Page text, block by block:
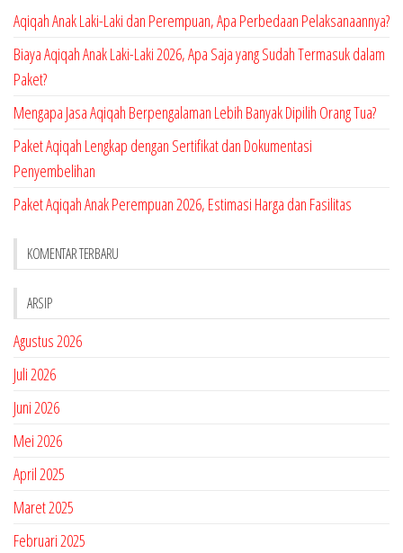
Aqiqah Anak Laki-Laki dan Perempuan, Apa Perbedaan Pelaksanaannya?
Biaya Aqiqah Anak Laki-Laki 2026, Apa Saja yang Sudah Termasuk dalam
Paket?
Mengapa Jasa Aqiqah Berpengalaman Lebih Banyak Dipilih Orang Tua?
Paket Aqiqah Lengkap dengan Sertifikat dan Dokumentasi
Penyembelihan
Paket Aqiqah Anak Perempuan 2026, Estimasi Harga dan Fasilitas
KOMENTAR TERBARU
ARSIP
Agustus 2026
Juli 2026
Juni 2026
Mei 2026
April 2025
Maret 2025
Februari 2025